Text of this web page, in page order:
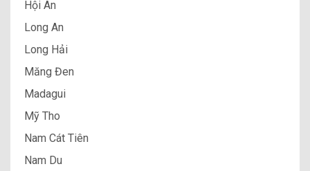
Hội An
Long An
Long Hải
Măng Đen
Madagui
Mỹ Tho
Nam Cát Tiên
Nam Du